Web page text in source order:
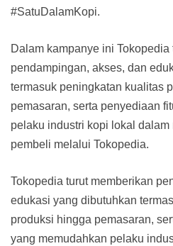
#SatuDalamKopi.
Dalam kampanye ini Tokopedia
pendampingan, akses, dan
termasuk peningkatan kualitas
pemasaran, serta penyediaan
pelaku industri kopi lokal
pembeli melalui Tokopedia.
Tokopedia turut memberikan
edukasi yang dibutuhkan
produksi hingga pemasaran,
yang memudahkan pelaku